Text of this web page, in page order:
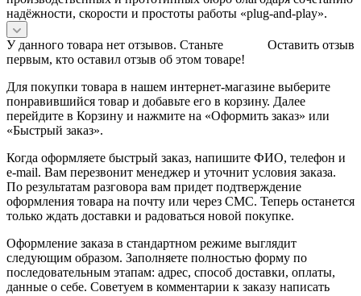
надёжности, скорости и простоты работы «plug‑and‑play».
Оставить отзыв
У данного товара нет отзывов. Станьте
первым, кто оставил отзыв об этом товаре!
Для покупки товара в нашем интернет-магазине выберите
понравившийся товар и добавьте его в корзину. Далее
перейдите в Корзину и нажмите на «Оформить заказ» или
«Быстрый заказ».
Когда оформляете быстрый заказ, напишите ФИО, телефон и
e-mail. Вам перезвонит менеджер и уточнит условия заказа.
По результатам разговора вам придет подтверждение
оформления товара на почту или через СМС. Теперь останется
только ждать доставки и радоваться новой покупке.
Оформление заказа в стандартном режиме выглядит
следующим образом. Заполняете полностью форму по
последовательным этапам: адрес, способ доставки, оплаты,
данные о себе. Советуем в комментарии к заказу написать